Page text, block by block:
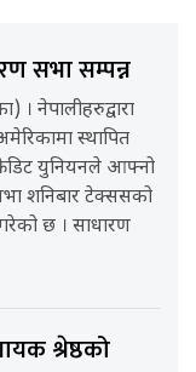
सभा सम्पन्न
। नेपालीहरुद्वारा
स्थापित
युनियनले आफ्नो
शनिबार टेक्ससको
छ । साधारण
श्रेष्ठको